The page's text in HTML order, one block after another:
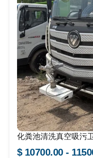
化粪池清洗真空吸污
$ 10700.00 -